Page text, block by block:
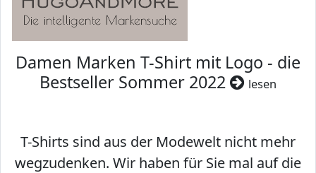
Damen Marken T-Shirt mit Logo - die
Bestseller Sommer 2022
lesen
T-Shirts sind aus der Modewelt nicht mehr
wegzudenken. Wir haben für Sie mal auf die